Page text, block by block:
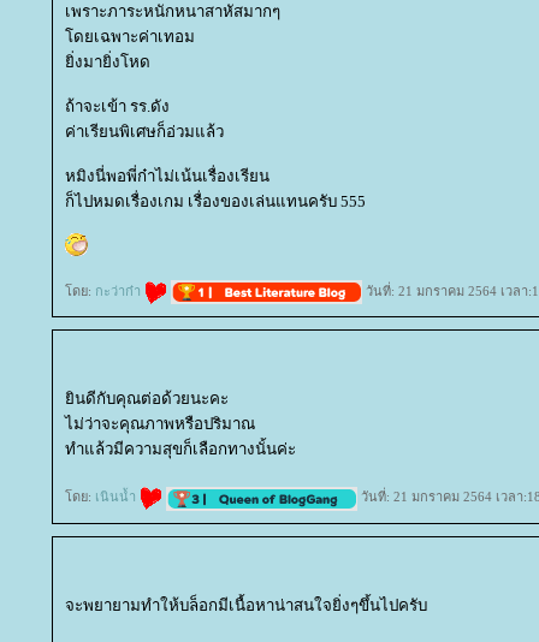
เพราะภาระหนักหนาสาหัสมากๆ
ดยเฉพาะค่าเทอม
ิ่งมายิ่งโหด
ถ้าจะเข้า รร.ดัง
ค่าเรียนพิเศษก็อ่วมแล้ว
หมิงนี่พอพี่ก๋าไม่เน้นเรื่องเรียน
ก็ไปหมดเรื่องเกม เรื่องของเล่นแทนครับ 555
ดย: กะว่าก๋า วันที่: 21 มกราคม 2564 เวลา
ินดีกับคุณต่อด้วยนะคะ
ไม่ว่าจะคุณภาพหรือปริมาณ
ทำแล้วมีความสุขก็เลือกทางนั้นค่ะ
ดย: เนินน้ำ วันที่: 21 มกราคม 2564 เวลา
จะพยายามทำให้บล็อกมีเนื้อหาน่าสนใจยิ่งๆขึ้นไปครับ